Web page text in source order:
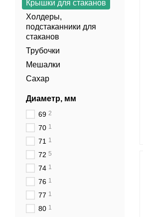
Крышки для стаканов
Холдеры,
подстаканники для
стаканов
Трубочки
Мешалки
Сахар
Диаметр, мм
69 2
70 1
71 1
72 5
74 1
76 1
77 1
80 1